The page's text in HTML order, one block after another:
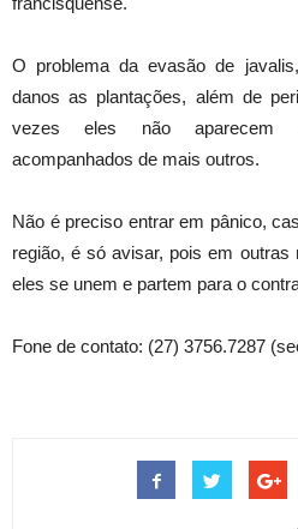
O problema da evasão de
danos as plantações, além de
vezes eles não aparecem
acompanhados de mais outros.
Não é preciso entrar em pânico,
região, é só avisar, pois em outras
eles se unem e partem para o
Fone de contato: (27) 3756.7287